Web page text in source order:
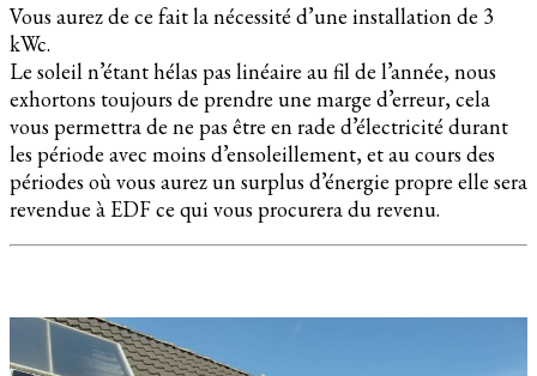
Vous aurez de ce fait la nécessité d’une installation de 3
kWc.
Le soleil n’étant hélas pas linéaire au fil de l’année, nous
exhortons toujours de prendre une marge d’erreur, cela
vous permettra de ne pas être en rade d’électricité durant
les période avec moins d’ensoleillement, et au cours des
périodes où vous aurez un surplus d’énergie propre elle sera
revendue à EDF ce qui vous procurera du revenu.